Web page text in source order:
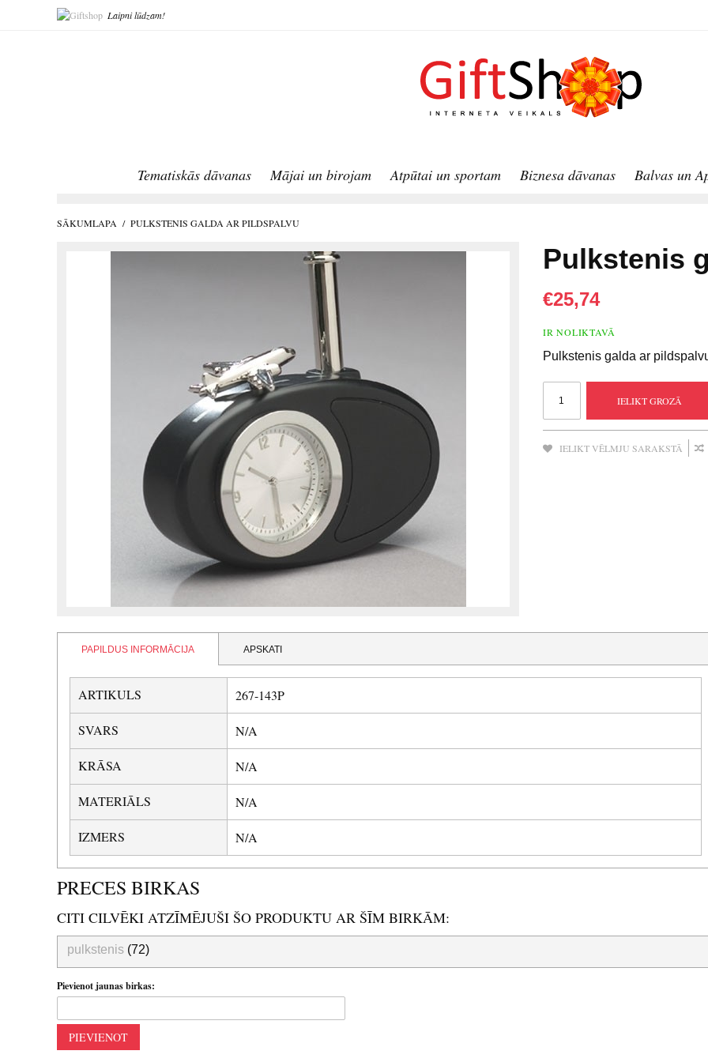
Laipni lūdzam!
Tematiskās dāvanas Mājai un birojam Atpūtai un sportam Biznesa dāvanas Balvas un
SĀKUMLAPA / PULKSTENIS GALDA AR PILDSPALVU
Pulkstenis
€25,74
IR NOLIKTAVĀ
Pulkstenis galda ar
IELIKT GROZĀ
IELIKT VĒLMJU SARAKSTĀ
PAPILDUS INFORMĀCIJA APSKATI
ARTIKULS 267-143P
SVARS N/A
KRĀSA N/A
MATERIĀLS N/A
IZMERS N/A
PRECES BIRKAS
CITI CILVĒKI ATZĪMĒJUŠI ŠO PRODUKTU AR ŠĪM BIRKĀM:
pulkstenis (72)
Pievienot jaunas birkas:
PIEVIENOT